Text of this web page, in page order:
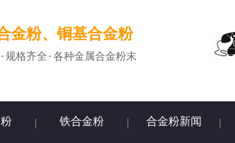
金粉、铜基合金粉
规格齐全·各种金属合金粉末
铁合金粉 合金粉新闻